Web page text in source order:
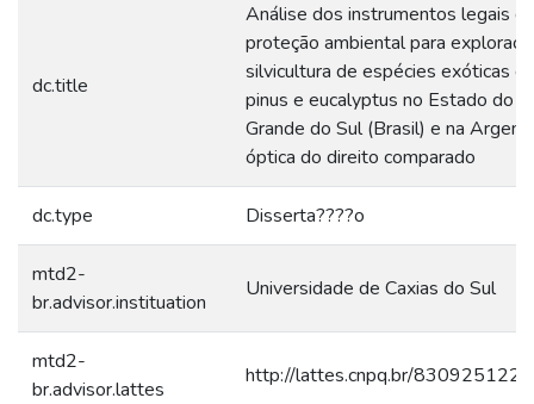
dc.title
Análise dos instrumentos legais
proteção ambiental para
silvicultura de espécies exóticas
pinus e eucalyptus no Estado do
Grande do Sul (Brasil) e na
óptica do direito comparado
dc.type Disserta????o
mtd2-
br.advisor.instituation
Universidade de Caxias do Sul
mtd2-
br.advisor.lattes
http://lattes.cnpq.br/